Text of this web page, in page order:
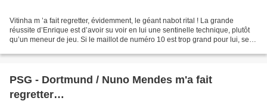
Vitinha m ’a fait regretter, évidemment, le géant nabot rital ! La grande
réussite d’Enrique est d’avoir su voir en lui une sentinelle technique, plutôt
qu’un meneur de jeu. Si le maillot de numéro 10 est trop grand pour lui, ses
PSG - Dortmund / Nuno Mendes m'a fait
regretter…